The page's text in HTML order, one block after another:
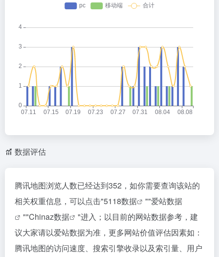
数据评估
腾讯地图浏览人数已经达到352，如你需要查询该站的
相关权重信息，可以点击"5118数据 ""爱站数据
""Chinaz数据
"进入；以目前的网站数据参考，建
议大家请以爱站数据为准，更多网站价值评估因素如：
腾讯地图的访问速度、搜索引擎收录以及索引量、用户